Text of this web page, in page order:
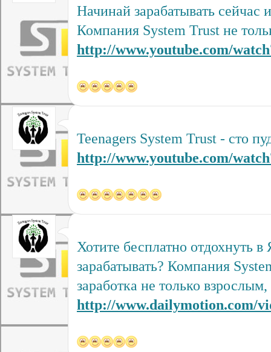
Начинай зарабатывать сейчас
Компания System Trust не
http://www.youtube.com/
Teenagers System Trust - сто
http://www.youtube.com/
Хотите бесплатно отдохнуть
зарабатывать? Компания
заработка не только
http://www.dailymotion.com/